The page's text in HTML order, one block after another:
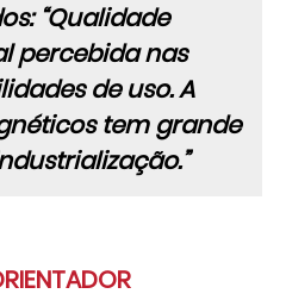
“Qualidade
percebida nas
de uso. A
tem grande